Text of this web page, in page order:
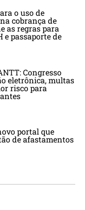
o uso de
cobrança de
as regras para
e passaporte de
Congresso
eletrônica, multas
risco para
portal que
de afastamentos